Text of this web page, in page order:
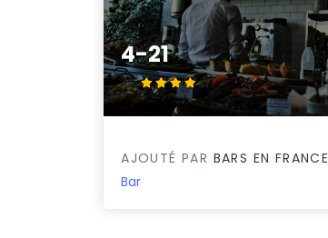
4-21
4/5
AJOUTÉ PAR BARS EN FRANCE
Bar